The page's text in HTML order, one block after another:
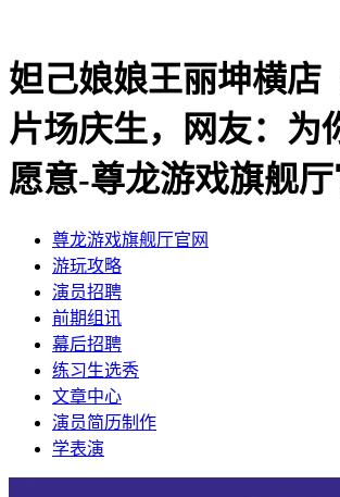
妲己娘娘王丽坤横店
片场庆生，网友：为
愿意-尊龙游戏旗舰厅
尊龙游戏旗舰厅官网
​游玩攻略
​演员招聘
​前期组讯
​幕后招聘
​练习生选秀
文章中心
演员简历制作
学表演